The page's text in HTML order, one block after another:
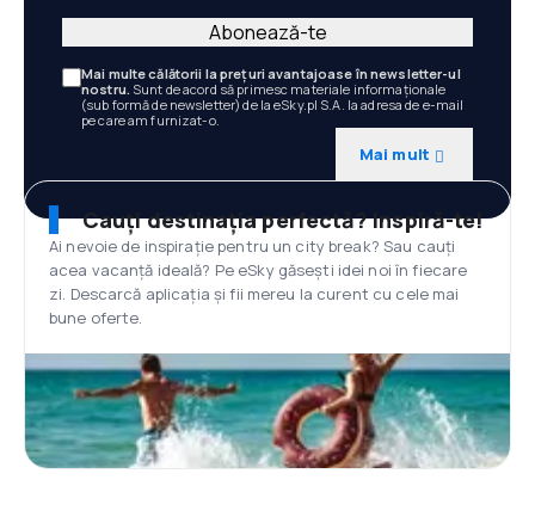
Mai multe călătorii la prețuri avantajoase în newsletter-ul
nostru. Sunt de acord să primesc materiale informaționale
(sub formă de newsletter) de la eSky.pl S.A. la adresa de e-mail
pe care am furnizat-o.
Mai mult
Abonează-te
Cauți destinația perfectă? Inspiră-te!
Ai nevoie de inspirație pentru un city break? Sau cauți
acea vacanță ideală? Pe eSky găsești idei noi în fiecare
zi. Descarcă aplicația și fii mereu la curent cu cele mai
bune oferte.